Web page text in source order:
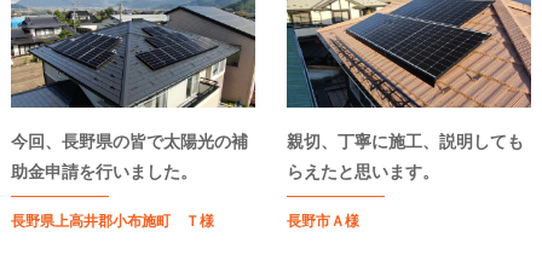
今回、長野県の皆で太陽光の補
助金申請を行いました。
長野県上高井郡小布施町 Ｔ様
親切、丁寧に施工、説明しても
らえたと思います。
長野市Ａ様